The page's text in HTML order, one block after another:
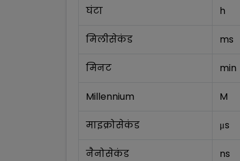
घंटा h
मिलीसेकंड ms
मिनट min
Millennium M
माइक्रोसेकंड μs
नैनोसेकंड ns